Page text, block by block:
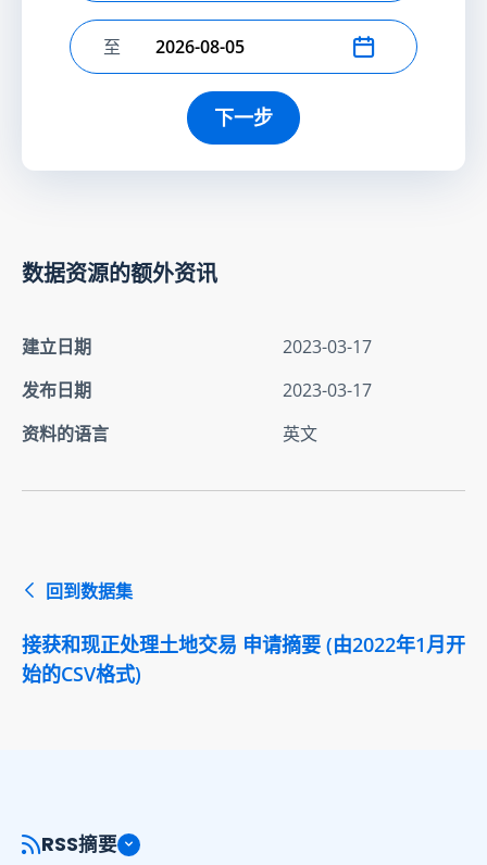
选择结束日期
至
下一步
数据资源的额外资讯
建立日期
2023-03-17
发布日期
2023-03-17
资料的语言
英文
回到数据集
接获和现正处理土地交易 申请摘要 (由2022年1月开
始的CSV格式)
RSS摘要